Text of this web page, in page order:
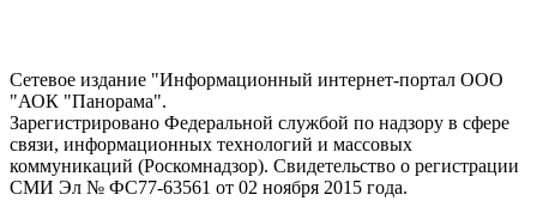
Сетевое издание "Информационный интернет-портал ООО
"АОК "Панорама".
Зарегистрировано Федеральной службой по надзору в сфере
связи, информационных технологий и массовых
коммуникаций (Роскомнадзор). Cвидетельство о регистрации
СМИ Эл № ФС77-63561 от 02 ноября 2015 года.